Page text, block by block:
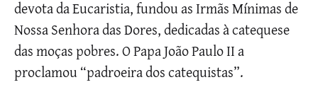
devota da Eucaristia, fundou as Irmãs Mínimas de
Nossa Senhora das Dores, dedicadas à catequese
das moças pobres. O Papa João Paulo II a
proclamou “padroeira dos catequistas”.